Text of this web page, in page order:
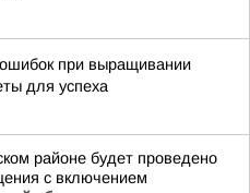
при выращивании
для успеха
районе будет проведено
с включением